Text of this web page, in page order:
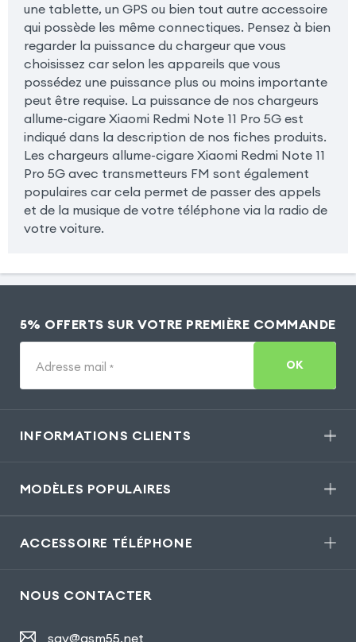
une tablette, un GPS ou bien tout autre accessoire
qui possède les même connectiques. Pensez à bien
regarder la puissance du chargeur que vous
choisissez car selon les appareils que vous
possédez une puissance plus ou moins importante
peut être requise. La puissance de nos chargeurs
allume-cigare Xiaomi Redmi Note 11 Pro 5G est
indiqué dans la description de nos fiches produits.
Les chargeurs allume-cigare Xiaomi Redmi Note 11
Pro 5G avec transmetteurs FM sont également
populaires car cela permet de passer des appels
et de la musique de votre téléphone via la radio de
votre voiture.
5% OFFERTS SUR VOTRE PREMIÈRE COMMANDE
Adresse mail * OK
INFORMATIONS CLIENTS
MODÈLES POPULAIRES
ACCESSOIRE TÉLÉPHONE
NOUS CONTACTER
sav@gsm55.net